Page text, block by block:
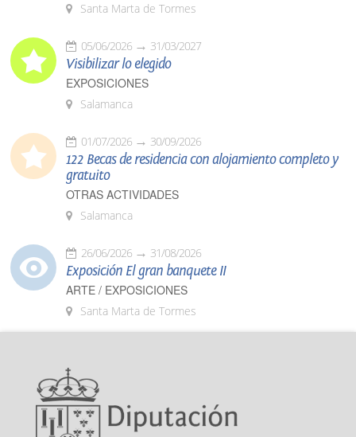
Santa Marta de Tormes
05/06/2026 31/03/2027
Visibilizar lo elegido
EXPOSICIONES
Salamanca
01/07/2026 30/09/2026
122 Becas de residencia con alojamiento completo y
gratuito
OTRAS ACTIVIDADES
Salamanca
26/06/2026 31/08/2026
Exposición El gran banquete II
ARTE / EXPOSICIONES
Santa Marta de Tormes